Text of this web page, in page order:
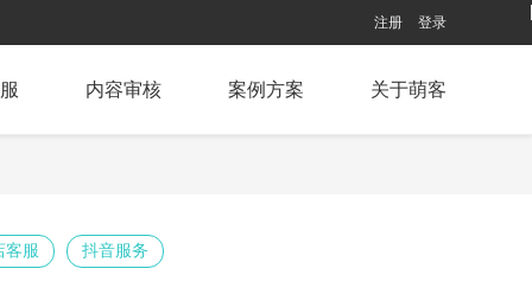
注册 登录
内容审核 案例方案 关于萌客
客服 抖音服务